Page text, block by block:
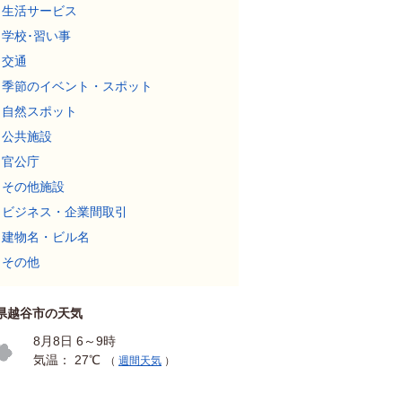
生活サービス
学校･習い事
交通
季節のイベント・スポット
自然スポット
公共施設
官公庁
その他施設
ビジネス・企業間取引
建物名・ビル名
その他
越谷市の天気
8月8日 6～9時
気温： 27℃
（ 週間天気 ）